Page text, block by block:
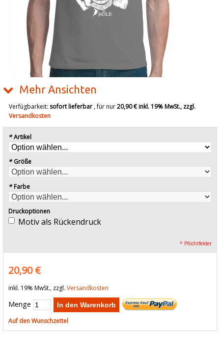
Mehr Ansichten
Verfügbarkeit: sofort lieferbar, für nur20,90 €inkl. 19% MwSt., zzgl.
Versandkosten
* Artikel
* Größe
* Farbe
Druckoptionen
Motiv als Rückendruck
* Pflichtfelder
20,90 €
inkl. 19% MwSt., zzgl. Versandkosten
Menge In den Warenkorb
Auf den Wunschzettel